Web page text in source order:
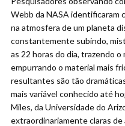
Webb da NASA identificaram
na atmosfera de um planeta
constantemente subindo,
as 22 horas do dia, trazendo
empurrando o material mais
resultantes são tão
mais variável conhecido até
Miles, da Universidade do
extraordinariamente claras